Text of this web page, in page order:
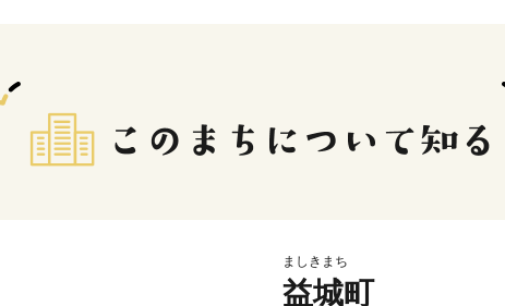
ましきまち
益城町